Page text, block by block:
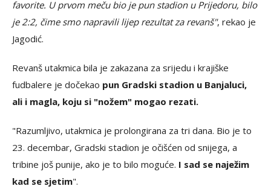
favorite. U prvom meču bio je pun stadion u Prijedoru, bilo
je 2:2, čime smo napravili lijep rezultat za revanš", rekao je
Jagodić.
Revanš utakmica bila je zakazana za srijedu i krajiške
fudbalere je dočekao pun Gradski stadion u Banjaluci,
ali i magla, koju si "nožem" mogao rezati.
"Razumljivo, utakmica je prolongirana za tri dana. Bio je to
23. decembar, Gradski stadion je očišćen od snijega, a
tribine još punije, ako je to bilo moguće. I sad se naježim
kad se sjetim".